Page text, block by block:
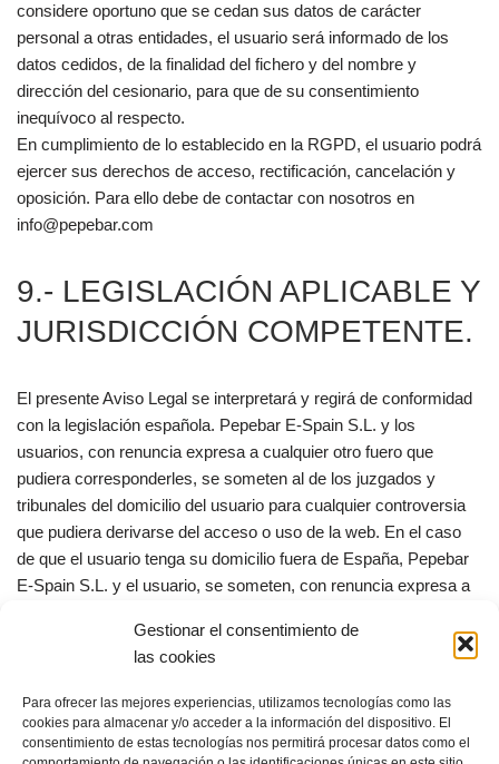
Gestionar el consentimiento de
las cookies
Para ofrecer las mejores experiencias, utilizamos tecnologías como las
cookies para almacenar y/o acceder a la información del dispositivo. El
consentimiento de estas tecnologías nos permitirá procesar datos como el
considere oportuno que se cedan sus datos de carácter
personal a otras entidades, el usuario será informado de los
datos cedidos, de la finalidad del fichero y del nombre y
dirección del cesionario, para que de su consentimiento
inequívoco al respecto.
En cumplimiento de lo establecido en la RGPD, el usuario podrá
ejercer sus derechos de acceso, rectificación, cancelación y
oposición. Para ello debe de contactar con nosotros en
info@pepebar.com
9.- LEGISLACIÓN APLICABLE Y
JURISDICCIÓN COMPETENTE.
El presente Aviso Legal se interpretará y regirá de conformidad
con la legislación española. Pepebar E-Spain S.L. y los
usuarios, con renuncia expresa a cualquier otro fuero que
pudiera corresponderles, se someten al de los juzgados y
tribunales del domicilio del usuario para cualquier controversia
que pudiera derivarse del acceso o uso de la web. En el caso
de que el usuario tenga su domicilio fuera de España, Pepebar
E-Spain S.L. y el usuario, se someten, con renuncia expresa a
Pepebar E-Spain S.L.
© Copyright 2024 PepeBar.com | Política de cookies |Aviso legal y Condiciones